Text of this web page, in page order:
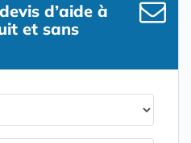
d’aide à
et sans